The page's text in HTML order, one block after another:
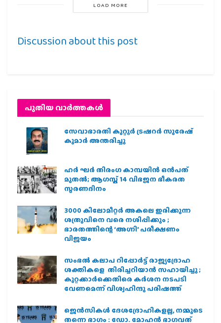
LOAD MORE
Discussion about this post
പുതിയ വാര്‍ത്തകള്‍
സേവാഭാരതി കുറ്റൂർ ട്രഷറർ സുരേഷ്
കുമാർ അന്തരിച്ചു
ഹര്‍ ഘര്‍ തിരംഗ കാമ്പയിന്‍ ഒന്‍പത്
മുതല്‍; ആഗസ്ത് 14 വിഭജന ഭീകരത
സ്മരണദിനം
3000 കിലോമീറ്റർ അകലെ ഇരിക്കുന്ന
ശത്രുവിനെ വരെ നശിപ്പിക്കും ;
ഭാരതത്തിന്റെ ‘അഗ്നി’ പരീക്ഷണം
വിജയം
സംഭൽ കലാപ റിപ്പോർട്ട് രാജ്യദ്രോഹ
ശക്തികളെ തിരിച്ചറിയാൻ സഹായിച്ചു ;
കുറ്റക്കാർക്കെതിരെ കർശന നടപടി
വേണമെന്ന് വിശ്വഹിന്ദു പരിഷത്ത്
ജെന്‍സികള്‍ ദേശദ്രോഹികളല്ല, നമ്മുടെ
തന്നെ ഭാഗം : ഡോ. മോഹന്‍ ഭാഗവത്